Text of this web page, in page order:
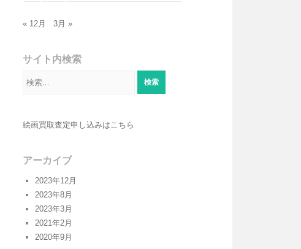
« 12月 3月 »
サイト内検索
索:
絵画買取査定申し込みはこちら
アーカイブ
2023年12月
2023年8月
2023年3月
2021年2月
2020年9月